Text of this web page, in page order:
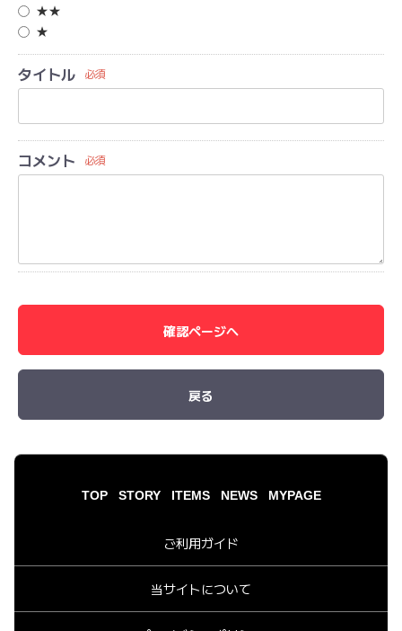
★★
★
タイトル 必須
コメント 必須
確認ページへ
戻る
TOP STORY ITEMS NEWS MYPAGE
ご利用ガイド
当サイトについて